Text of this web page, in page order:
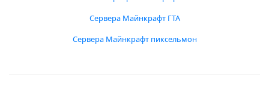
Сервера Майнкрафт ГТА
Сервера Майнкрафт пиксельмон